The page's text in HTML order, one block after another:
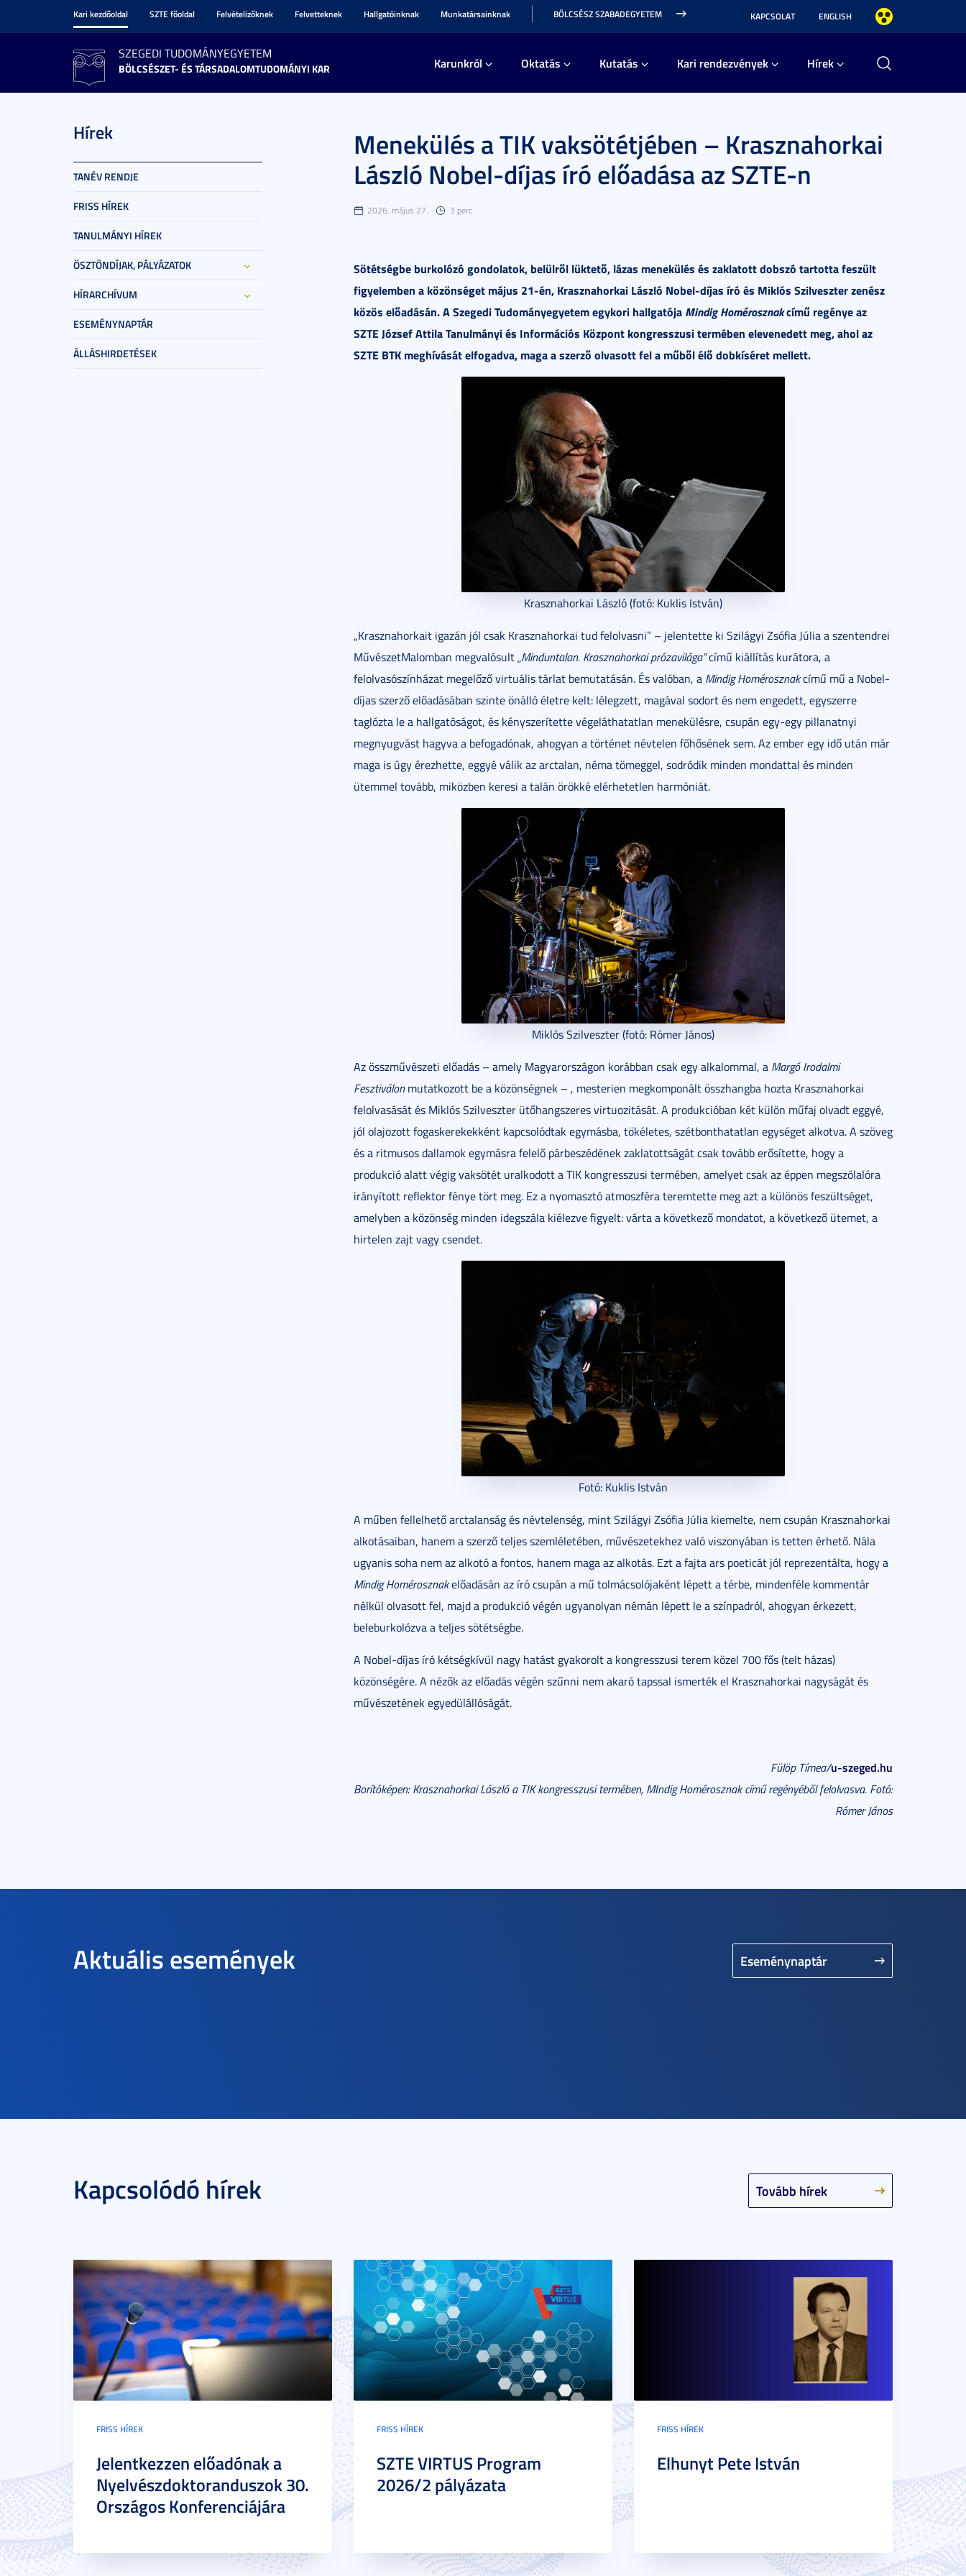
Kari kezdőoldal SZTE főoldal Felvételizőknek Felvetteknek Hallgatóinknak Munkatársainknak BÖLCSÉSZ SZABADEGYETEM KAPCSOLAT ENGLISH
SZEGEDI TUDOMÁNYEGYETEM
BÖLCSÉSZET- ÉS TÁRSADALOMTUDOMÁNYI KAR Karunkról Oktatás Kutatás Kari rendezvények Hírek
Hírek
TANÉV RENDJE
FRISS HÍREK
TANULMÁNYI HÍREK
ÖSZTÖNDÍJAK, PÁLYÁZATOK
HÍRARCHÍVUM
ESEMÉNYNAPTÁR
ÁLLÁSHIRDETÉSEK
Menekülés a TIK vaksötétjében – Krasznahorkai
László Nobel-díjas író előadása az SZTE-n
2026. május 27. 3 perc
Sötétségbe burkolózó gondolatok, belülről lüktető, lázas menekülés és zaklatott dobszó tartotta feszült
figyelemben a közönséget május 21-én, Krasznahorkai László Nobel-díjas író és Miklós Szilveszter zenész
közös előadásán. A Szegedi Tudományegyetem egykori hallgatója Mindig Homérosznakcímű regénye az
SZTE József Attila Tanulmányi és Információs Központ kongresszusi termében elevenedett meg, ahol az
SZTE BTK meghívását elfogadva, maga a szerző olvasott fel a műből élő dobkíséret mellett.
Krasznahorkai László (fotó: Kuklis István)
„Krasznahorkait igazán jól csak Krasznahorkai tud felolvasni” – jelentette ki Szilágyi Zsófia Júlia a szentendrei
MűvészetMalomban megvalósult„Minduntalan. Krasznahorkai prózavilága”című kiállítás kurátora, a
felolvasószínházat megelőző virtuális tárlat bemutatásán. És valóban, a Mindig Homérosznakcímű mű a Nobel-
díjas szerző előadásában szinte önálló életre kelt: lélegzett, magával sodort és nem engedett, egyszerre
taglózta le a hallgatóságot, és kényszerítette végeláthatatlan menekülésre, csupán egy-egy pillanatnyi
megnyugvást hagyva a befogadónak, ahogyan a történet névtelen főhősének sem. Az ember egy idő után már
maga is úgy érezhette, eggyé válik az arctalan, néma tömeggel, sodródik minden mondattal és minden
ütemmel tovább, miközben keresi a talán örökké elérhetetlen harmóniát.
Miklós Szilveszter (fotó: Rómer János)
Az összművészeti előadás – amely Magyarországon korábban csak egy alkalommal, a Margó Irodalmi
Fesztiválonmutatkozott be a közönségnek – , mesterien megkomponált összhangba hozta Krasznahorkai
felolvasását és Miklós Szilveszter ütőhangszeres virtuozitását. A produkcióban két külön műfaj olvadt eggyé,
jól olajozott fogaskerekekként kapcsolódtak egymásba, tökéletes, szétbonthatatlan egységet alkotva. A szöveg
és a ritmusos dallamok egymásra felelő párbeszédének zaklatottságát csak tovább erősítette, hogy a
produkció alatt végig vaksötét uralkodott a TIK kongresszusi termében, amelyet csak az éppen megszólalóra
irányított reflektor fénye tört meg. Ez a nyomasztó atmoszféra teremtette meg azt a különös feszültséget,
amelyben a közönség minden idegszála kiélezve figyelt: várta a következő mondatot, a következő ütemet, a
hirtelen zajt vagy csendet.
Fotó: Kuklis István
A műben fellelhető arctalanság és névtelenség, mint Szilágyi Zsófia Júlia kiemelte, nem csupán Krasznahorkai
alkotásaiban, hanem a szerző teljes szemléletében, művészetekhez való viszonyában is tetten érhető. Nála
ugyanis soha nem az alkotó a fontos, hanem maga az alkotás. Ezt a fajta ars poeticát jól reprezentálta, hogy a
Mindig Homérosznakelőadásán az író csupán a mű tolmácsolójaként lépett a térbe, mindenféle kommentár
nélkül olvasott fel, majd a produkció végén ugyanolyan némán lépett le a színpadról, ahogyan érkezett,
beleburkolózva a teljes sötétségbe.
A Nobel-díjas író kétségkívül nagy hatást gyakorolt a kongresszusi terem közel 700 fős (telt házas)
közönségére. A nézők az előadás végén szűnni nem akaró tapssal ismerték el Krasznahorkai nagyságát és
művészetének egyedülállóságát.
Fülöp Tímea/u-szeged.hu
Borítóképen: Krasznahorkai László a TIK kongresszusi termében, MIndig Homérosznak című regényéből felolvasva. Fotó:
Rómer János
Aktuális események Eseménynaptár
Kapcsolódó hírek Tovább hírek
FRISS HÍREK
Jelentkezzen előadónak a
Nyelvészdoktoranduszok 30.
Országos Konferenciájára
FRISS HÍREK
SZTE VIRTUS Program
2026/2 pályázata
FRISS HÍREK
Elhunyt Pete István